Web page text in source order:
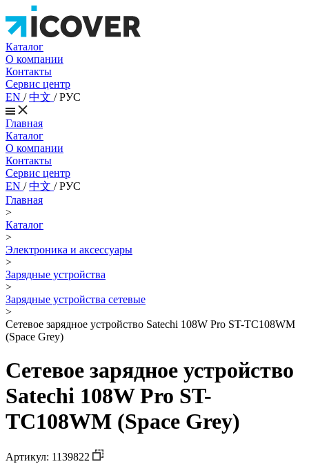
Каталог
О компании
Контакты
Сервис центр
EN /中文 /РУС
Главная
Каталог
О компании
Контакты
Сервис центр
EN /中文 /РУС
Главная
>
Каталог
>
Электроника и аксессуары
>
Зарядные устройства
>
Зарядные устройства сетевые
>
Сетевое зарядное устройство Satechi 108W Pro ST-TC108WM
(Space Grey)
Сетевое зарядное устройство
Satechi 108W Pro ST-
TC108WM (Space Grey)
Артикул: 1139822